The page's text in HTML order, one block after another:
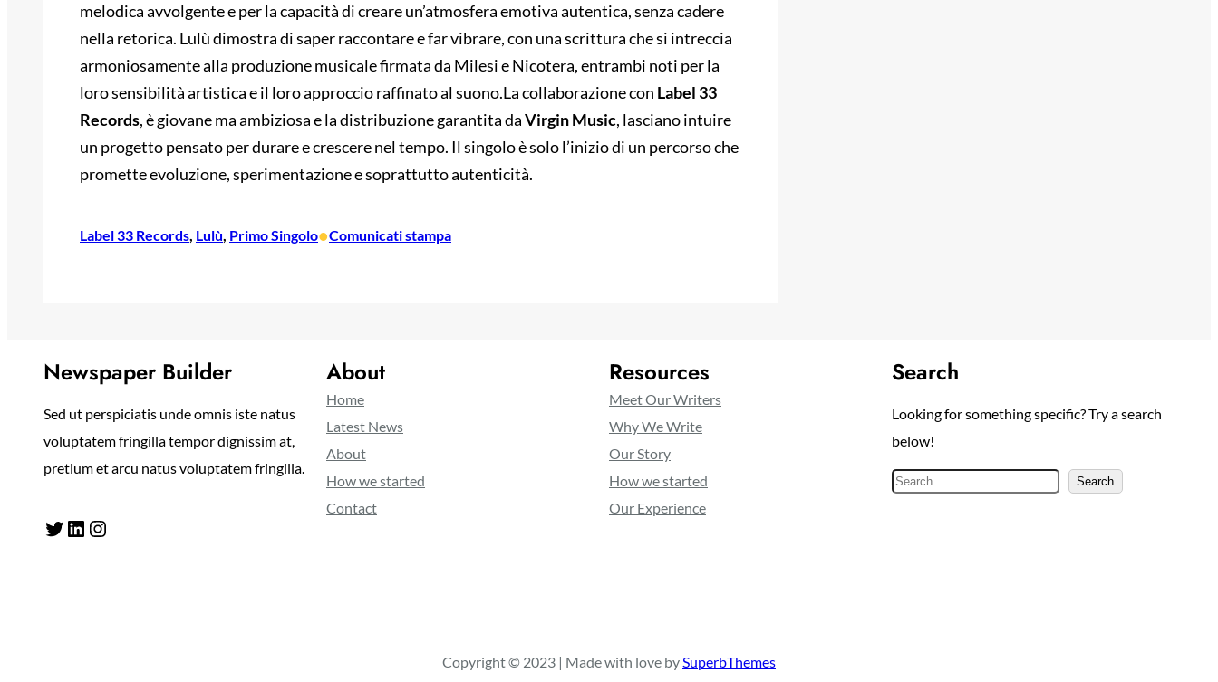
melodica avvolgente e per la capacità di creare un’atmosfera emotiva autentica, senza cadere
nella retorica. Lulù dimostra di saper raccontare e far vibrare, con una scrittura che si intreccia
armoniosamente alla produzione musicale firmata da Milesi e Nicotera, entrambi noti per la
loro sensibilità artistica e il loro approccio raffinato al suono.La collaborazione con Label 33
Records, è giovane ma ambiziosa e la distribuzione garantita daVirgin Music, lasciano intuire
un progetto pensato per durare e crescere nel tempo. Il singolo è solo l’inizio di un percorso che
promette evoluzione, sperimentazione e soprattutto autenticità.
Label 33 Records, Lulù, Primo Singolo•Comunicati stampa
Newspaper Builder
Sed ut perspiciatis unde omnis iste natus
voluptatem fringilla tempor dignissim at,
pretium et arcu natus voluptatem fringilla.
Twitter LinkedIn Instagram
About
Home
Latest News
About
How we started
Contact
Resources
Meet Our Writers
Why We Write
Our Story
How we started
Our Experience
Search
Looking for something specific? Try a search
below!
S
Search
Copyright © 2023 | Made with love bySuperbThemes